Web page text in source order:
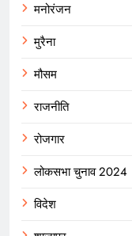
मनोरंजन
मुरैना
मौसम
राजनीति
रोजगार
लोकसभा चुनाव 2024
विदेश